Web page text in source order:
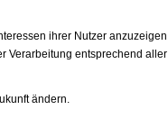
ihrer Nutzer anzuzeigen
Verarbeitung entsprechend aller
ändern.